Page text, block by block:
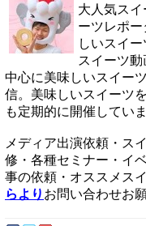
大人気スイ
ーツレポ
しいスイ
スイーツ
中心に美味しいスイー
信。美味しいスイーツ
も定期的に開催していま
メディア出演依頼・ス
修・各種セミナー・イ
事の依頼・オススメス
らより お問い合わせお